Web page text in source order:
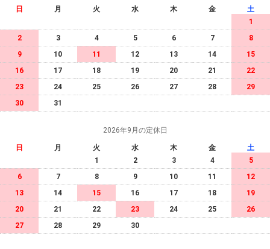
日 月 火 水 木 金
土
1
2
3 4 5 6 7
8
9
10 11 12 13 14
15
16
17 18 19 20 21
22
23
24 25 26 27 28
29
30
31
2026年9月の定休日
日 月 火 水 木 金
土
1
2 3 4
5
6
7 8 9 10 11
12
13
14 15 16 17 18
19
20
21 22 23 24 25
26
27
28 29 30